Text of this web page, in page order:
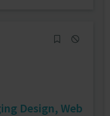
Design, Web